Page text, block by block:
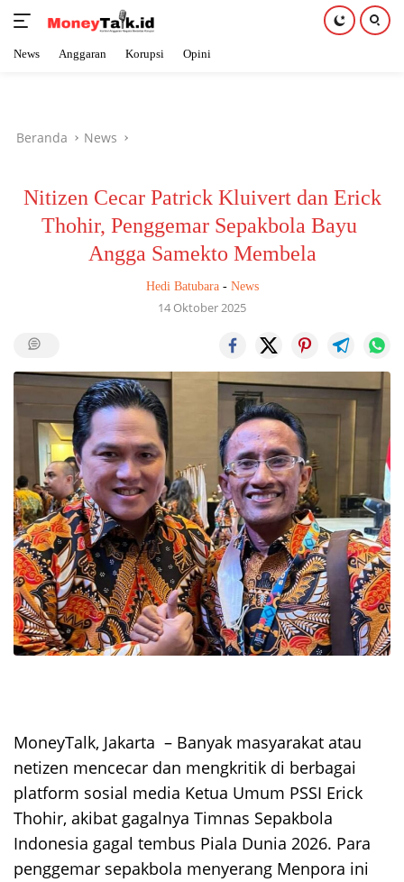
News Anggaran Korupsi Opini
Beranda News
Nitizen Cecar Patrick Kluivert dan Erick
Thohir, Penggemar Sepakbola Bayu
Angga Samekto Membela
Hedi Batubara- News
14 Oktober 2025
MoneyTalk, Jakarta – Banyak masyarakat atau
netizen mencecar dan mengkritik di berbagai
platform sosial media Ketua Umum PSSI Erick
Thohir, akibat gagalnya Timnas Sepakbola
Indonesia gagal tembus Piala Dunia 2026. Para
penggemar sepakbola menyerang Menpora ini